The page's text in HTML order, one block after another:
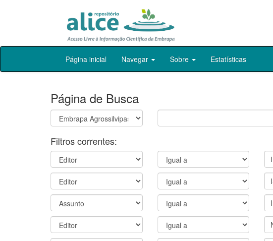
Skip
Página inicial Navegar Sobre Estatísticas
Página de Busca
Filtros correntes: